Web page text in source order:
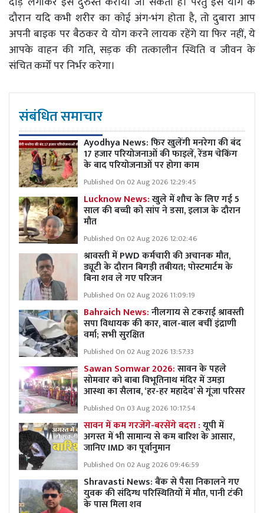
दौरान यदि कभी शरीर का कोई अंग-भंग होता है, तो दुबारा आप
अपनी बाइक पर बैठकर ये योग करने लायक रहेंगे या फिर नहीं,ये
आपके वाहन की गति, सड़क की तत्कालीन स्थिति व जीवन के
संचित कर्मों पर निर्भर करेगा।
संबंधित समाचार
Ayodhya News: फिर खुलेंगी मनरेगा की बंद
17 हजार परियोजनाओं की फाइलें, रेंडम चेकिंग
के बाद परियोजनाओं पर होगा काम
Published On 02 Aug 2026 12:29:45
Lucknow News:खुले में शौच के लिए गई 5
साल की बच्ची को सांप ने डसा, इलाज के दौरान
मौत
Published On 02 Aug 2026 12:02:46
श्रावस्ती में PWD कर्मचारी की अचानक मौत,
ड्यूटी के दौरान बिगड़ी तबीयत; पोस्टमार्टम के
बिना शव ले गए परिजन
Published On 02 Aug 2026 11:09:19
Bahraich News:नीलगाय से टकराई श्रावस्ती
सपा विधायक की कार, बाल-बाल बचीं इंद्राणी
वर्मा; सभी सुरक्षित
Published On 02 Aug 2026 13:57:33
Sawan Somwar 2026:सावन के पहले
सोमवार को बाबा विभूतिनाथ मंदिर में उमड़ा
आस्था का सैलाब, ‘हर-हर महादेव’ से गूंजा परिसर
Published On 03 Aug 2026 10:17:54
सावन में कम गरजेंगे-बरसेंगे बदरा :यूपी में
अगस्त में भी सामान्य से कम बारिश के आसार,
जानिए IMD का पूर्वानुमान
Published On 02 Aug 2026 09:46:59
Shravasti News: बैंक से पैसा निकालने गए
युवक की संदिग्ध परिस्थितियों में मौत, पानी टंकी
के पास मिला शव